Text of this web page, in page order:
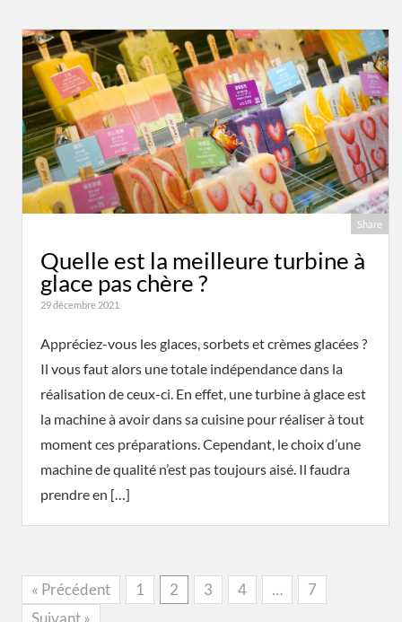
Share
Quelle est la meilleure turbine à
glace pas chère ?
29 décembre 2021
Appréciez-vous les glaces, sorbets et crèmes glacées ?
Il vous faut alors une totale indépendance dans la
réalisation de ceux-ci. En effet, une turbine à glace est
la machine à avoir dans sa cuisine pour réaliser à tout
moment ces préparations. Cependant, le choix d’une
machine de qualité n’est pas toujours aisé. Il faudra
prendre en […]
« Précédent 1 2 3 4 …
7
Suivant »